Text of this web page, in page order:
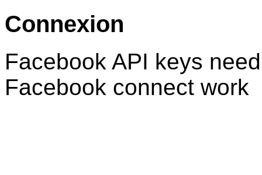
Connexion
Facebook API keys
Facebook connect work